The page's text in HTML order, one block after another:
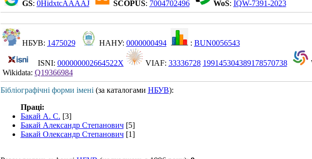
GS: 0HidxtcAAAAJ SCOPUS: 7004702496 WoS: IQW-7391-2023
НБУВ: 1475029 НАНУ: 0000000494 : BUN0056543
ISNI: 000000002664522X VIAF: 33336728 199145304389178570738
Wikidata: Q19366984
Бібліографічні форми імені (за каталогами НБУВ):
Праці:
Бакай А. С. [3]
Бакай Александр Степанович[5]
Бакай Олександр Степанович[1]